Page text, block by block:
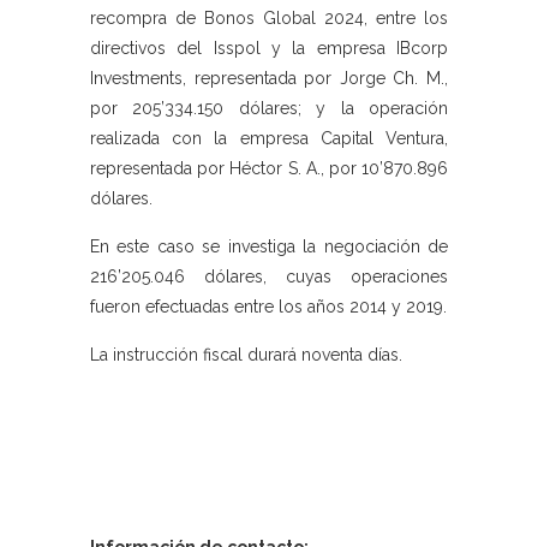
recompra de Bonos Global 2024, entre los
directivos del Isspol y la empresa IBcorp
Investments, representada por Jorge Ch. M.,
por 205’334.150 dólares; y la operación
realizada con la empresa Capital Ventura,
representada por Héctor S. A., por 10’870.896
dólares.
En este caso se investiga la negociación de
216’205.046 dólares, cuyas operaciones
fueron efectuadas entre los años 2014 y 2019.
La instrucción fiscal durará noventa días.